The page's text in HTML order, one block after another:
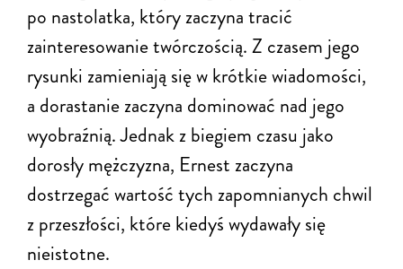
po nastolatka, który zaczyna tracić
zainteresowanie twórczością. Z czasem jego
rysunki zamieniają się w krótkie wiadomości,
a dorastanie zaczyna dominować nad jego
wyobraźnią. Jednak z biegiem czasu jako
dorosły mężczyzna, Ernest zaczyna
dostrzegać wartość tych zapomnianych chwil
z przeszłości, które kiedyś wydawały się
nieistotne.